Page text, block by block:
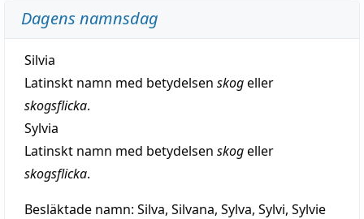
Dagens namnsdag
Silvia
Latinskt namn med betydelsen skogeller
skogsflicka.
Sylvia
Latinskt namn med betydelsen skogeller
skogsflicka.
Besläktade namn: Silva, Silvana, Sylva, Sylvi, Sylvie